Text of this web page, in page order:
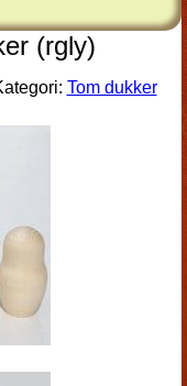
(rgly)
Tom dukker